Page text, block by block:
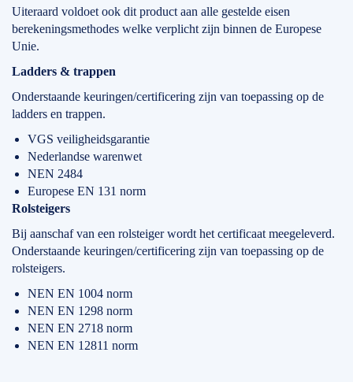
Uiteraard voldoet ook dit product aan alle gestelde eisen
berekeningsmethodes welke verplicht zijn binnen de Europese
Unie.
Ladders & trappen
Onderstaande keuringen/certificering zijn van toepassing op de
ladders en trappen.
VGS veiligheidsgarantie
Nederlandse warenwet
NEN 2484
Europese EN 131 norm
Rolsteigers
Bij aanschaf van een rolsteiger wordt het certificaat meegeleverd.
Onderstaande keuringen/certificering zijn van toepassing op de
rolsteigers.
NEN EN 1004 norm
NEN EN 1298 norm
NEN EN 2718 norm
NEN EN 12811 norm